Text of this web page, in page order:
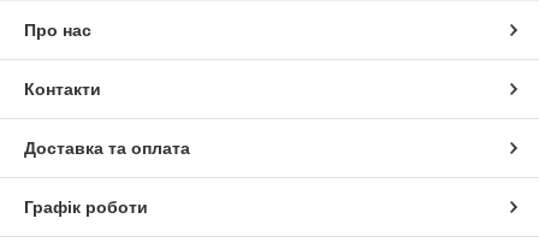
Про нас
Контакти
Доставка та оплата
Графік роботи